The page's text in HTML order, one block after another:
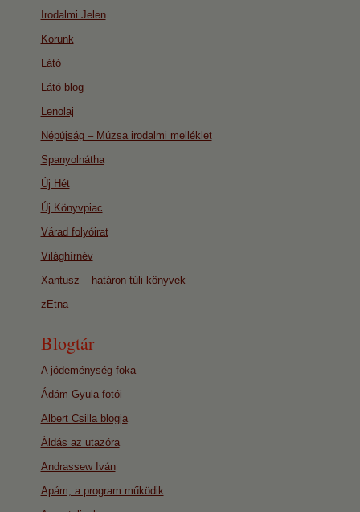
Irodalmi Jelen
Korunk
Látó
Látó blog
Lenolaj
Népújság – Múzsa irodalmi melléklet
Spanyolnátha
Új Hét
Új Könyvpiac
Várad folyóirat
Világhírnév
Xantusz – határon túli könyvek
zEtna
Blogtár
A jódeménység foka
Ádám Gyula fotói
Albert Csilla blogja
Áldás az utazóra
Andrassew Iván
Apám, a program működik